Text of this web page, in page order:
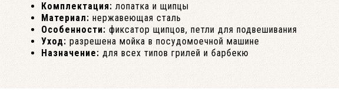
Комплектация: лопатка и щипцы
Материал: нержавеющая сталь
Особенности: фиксатор щипцов, петли для подвешивания
Уход:разрешена мойка в посудомоечной машине
Назначение: для всех типов грилей и барбекю